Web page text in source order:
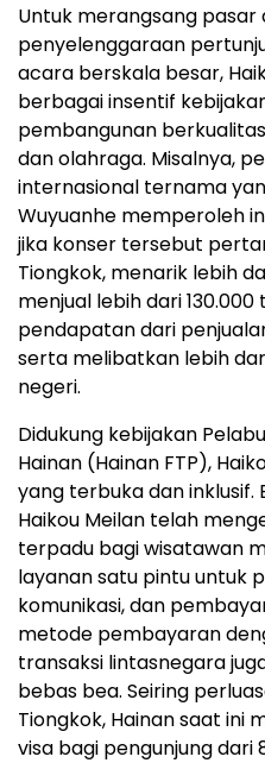
Untuk merangsang
penyelenggaraan
acara berskala besar,
berbagai insentif
pembangunan
dan olahraga. Misalnya,
internasional ternama
Wuyuanhe memperoleh
jika konser tersebut
Tiongkok, menarik lebih
menjual lebih dari
pendapatan dari
serta melibatkan lebih
negeri.
Didukung kebijakan
Hainan (Hainan FTP),
yang terbuka dan inklusif.
Haikou Meilan telah
terpadu bagi wisatawan
layanan satu pintu untuk
komunikasi, dan
metode pembayaran
transaksi lintasnegara
bebas bea. Seiring
Tiongkok, Hainan saat ini
visa bagi pengunjung dari